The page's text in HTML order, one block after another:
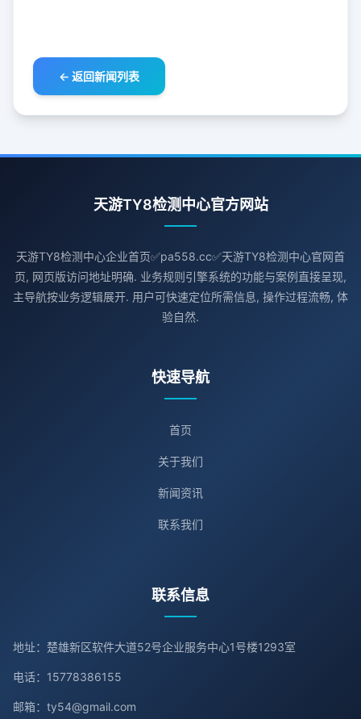
← 返回新闻列表
天游TY8检测中心官方网站
天游TY8检测中心企业首页✅pa558.cc✅天游TY8检测中心官网首
页, 网页版访问地址明确. 业务规则引擎系统的功能与案例直接呈现,
主导航按业务逻辑展开. 用户可快速定位所需信息, 操作过程流畅, 体
验自然.
快速导航
首页
关于我们
新闻资讯
联系我们
联系信息
地址：楚雄新区软件大道52号企业服务中心1号楼1293室
电话：15778386155
邮箱：ty54@gmail.com